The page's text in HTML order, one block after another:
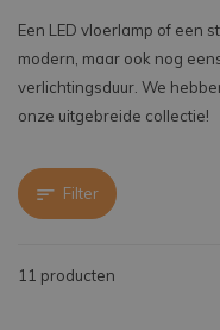
Een LED vloerlamp of een
modern, maar ook nog
verlichtingsduur. We
onze uitgebreide collectie!
Filter
11 producten